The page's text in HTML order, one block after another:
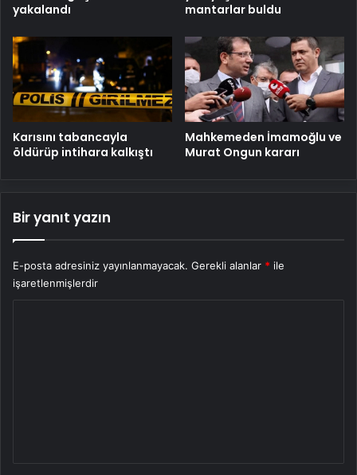
yakalandı
mantarlar buldu
Karısını tabancayla
öldürüp intihara kalkıştı
Mahkemeden İmamoğlu ve
Murat Ongun kararı
Bir yanıt yazın
E-posta adresiniz yayınlanmayacak. Gerekli alanlar * ile
işaretlenmişlerdir